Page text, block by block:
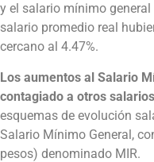
y el salario mínimo general
salario promedio real
cercano al 4.47%.
Los aumentos al Salario
contagiado a otros salarios
esquemas de evolución
Salario Mínimo General,
pesos) denominado MIR.